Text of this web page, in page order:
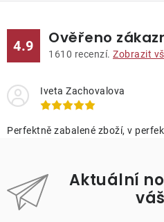
4.9 Ověřeno
1610 recenzí. Zobrazit
Iveta Zachovalova
Perfektně zabalené zboží, v
Aktuální